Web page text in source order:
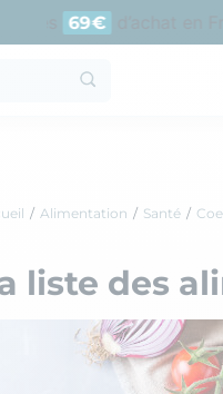
69€ d’achat en
Alimentation Santé
liste des